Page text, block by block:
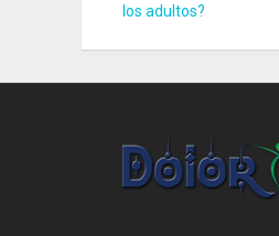
los adultos?